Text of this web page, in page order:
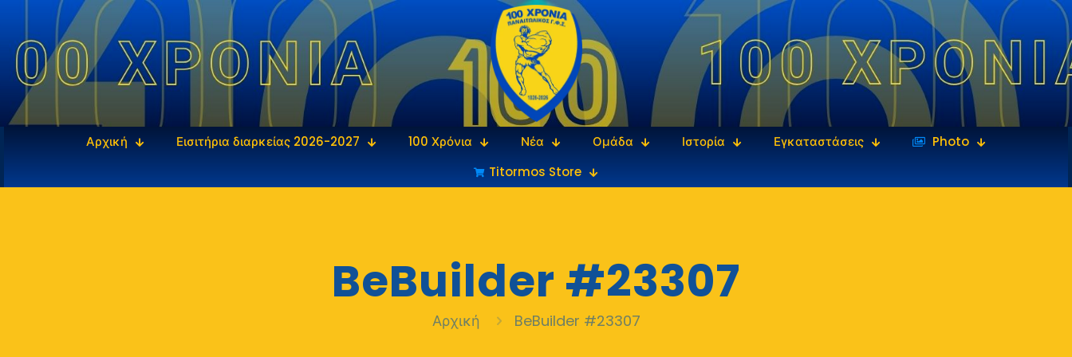
Αρχική Εισιτήρια διαρκείας 2026-2027 100 Χρόνια Νέα Ομάδα Ιστορία Εγκαταστάσεις
‎‏‏‎ ‎Photo
Titormos Store
BeBuilder #23307
Αρχική BeBuilder #23307